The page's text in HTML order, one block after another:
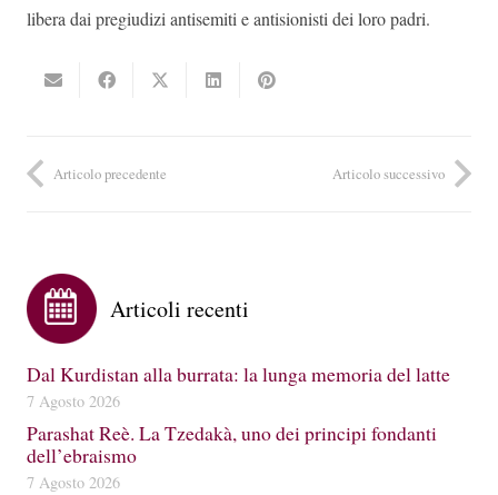
libera dai pregiudizi antisemiti e antisionisti dei loro padri.
Articolo precedente Articolo successivo
Articoli recenti
Dal Kurdistan alla burrata: la lunga memoria del latte
7 Agosto 2026
Parashat Reè. La Tzedakà, uno dei principi fondanti
dell’ebraismo
7 Agosto 2026